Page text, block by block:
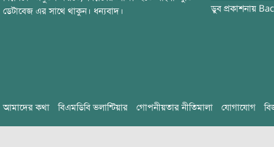
ডেটাবেজ এর সাথে থাকুন। ধন্যবাদ।
ডুব প্রকাশনায়
আমাদের কথা বিএমডিবি ভলান্টিয়ার গোপনীয়তার নীতিমালা যোগাযোগ